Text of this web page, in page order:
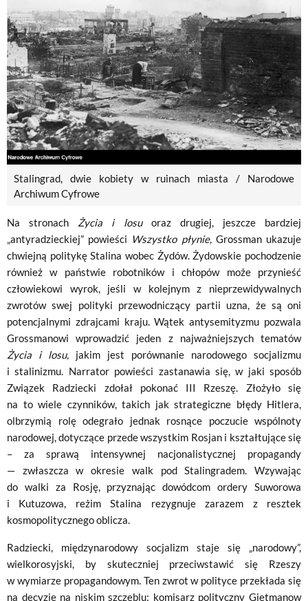
Stalingrad, dwie kobiety w ruinach miasta / Narodowe
Archiwum Cyfrowe
Na stronach Życia i losuoraz drugiej, jeszcze bardziej
„antyradzieckiej” powieści Wszystko płynie, Grossman ukazuje
chwiejną politykę Stalina wobec Żydów. Żydowskie pochodzenie
również w państwie robotników i chłopów może przynieść
człowiekowi wyrok, jeśli w kolejnym z nieprzewidywalnych
zwrotów swej polityki przewodniczący partii uzna, że są oni
potencjalnymi zdrajcami kraju. Wątek antysemityzmu pozwala
Grossmanowi wprowadzić jeden z najważniejszych tematów
Życia i losu, jakim jest porównanie narodowego socjalizmu
i stalinizmu. Narrator powieści zastanawia się, w jaki sposób
Związek Radziecki zdołał pokonać III Rzeszę. Złożyło się
na to wiele czynników, takich jak strategiczne błędy Hitlera,
olbrzymią rolę odegrało jednak rosnące poczucie wspólnoty
narodowej, dotyczące przede wszystkim Rosjan i kształtujące się
– za sprawą intensywnej nacjonalistycznej propagandy
— zwłaszcza w okresie walk pod Stalingradem. Wzywając
do walki za Rosję, przyznając dowódcom ordery Suworowa
i Kutuzowa, reżim Stalina rezygnuje zarazem z resztek
kosmopolitycznego oblicza.
Radziecki, międzynarodowy socjalizm staje się „narodowy”,
wielkorosyjski, by skuteczniej przeciwstawić się Rzeszy
w wymiarze propagandowym. Ten zwrot w polityce przekłada się
na decyzje na niskim szczeblu: komisarz polityczny Gietmanow